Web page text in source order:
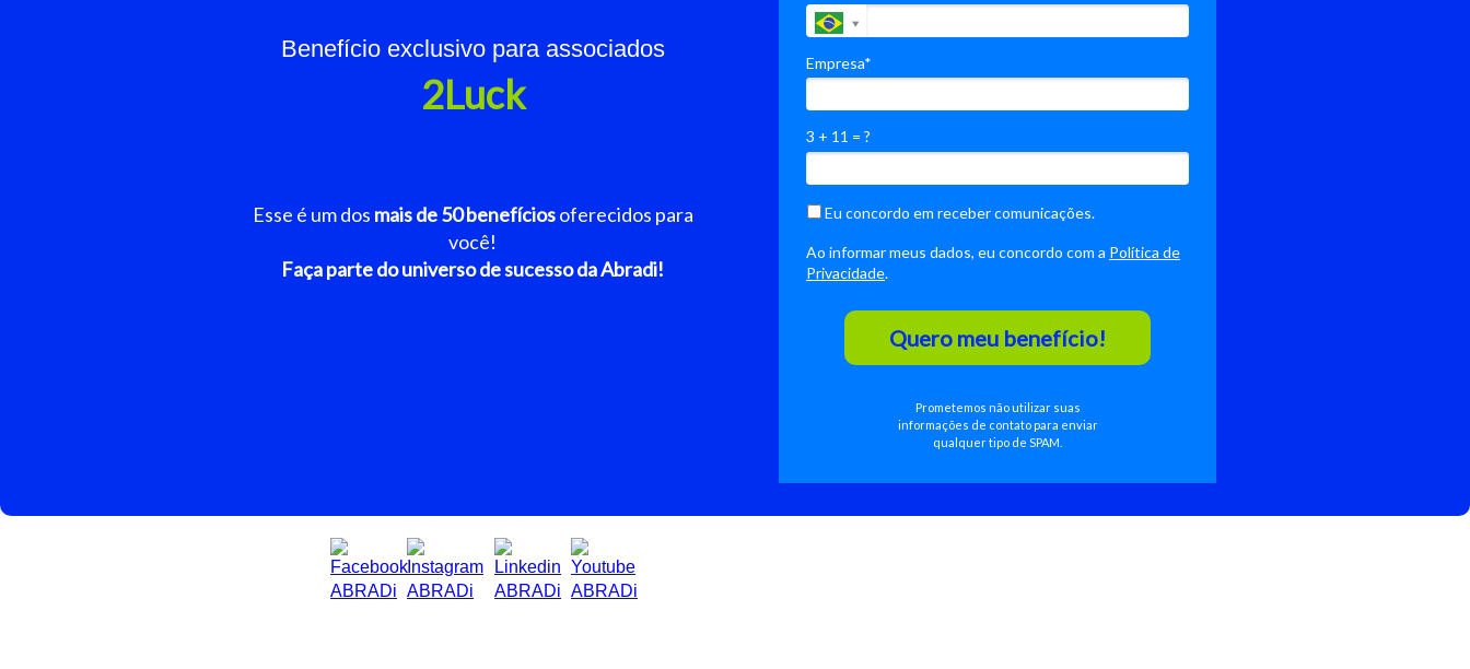
Benefício exclusivo para associados
2Luck
Esse é um dos mais de 50 benefíciosoferecidos para
você!
Faça parte do universo de sucesso da Abradi!
Empresa*
3 + 11 = ?
Eu concordo em receber comunicações.
Ao informar meus dados, eu concordo com a Política de
Privacidade.
Quero meu benefício!
Prometemos não utilizar suas
informações de contato para enviar
qualquer tipo de SPAM.